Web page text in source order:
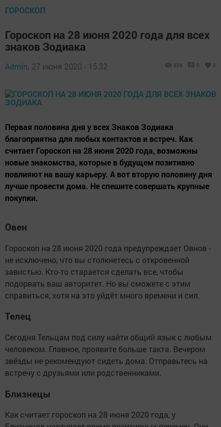
ГОРОСКОП
Гороскоп на 28 июня 2020 года для всех
знаков Зодиака
Admin, 27 июня 2020 - 15:32 936 0 0
Первая половина дня у всех Знаков Зодиака
благоприятна для любых контактов и встреч. Как
считает Гороскоп на 28 июня 2020 года, возможны
новые знакомства, которые в будущем позитивно
повлияют на вашу карьеру. А вот вторую половину дня
лучше провести дома. Не спешите совершать крупные
покупки.
Овен
Гороскоп на 28 июня 2020 года предупреждает Овнов -
не исключено, что вы столкнетесь с откровенной
завистью. Кто-то старается сделать все, чтобы
подорвать ваш авторитет. Но вы сможете с этим
справиться, хотя на это уйдёт много времени и сил.
Телец
Сегодня Тельцам под силу найти общий язык с любым
человеком. Главное, проявите больше такта. Вечером
звёзды не рекомендуют сидеть дома. Отправьтесь на
встречу с друзьями или родственниками.
Близнецы
Как считает гороскоп на 28 июня 2020 года, у